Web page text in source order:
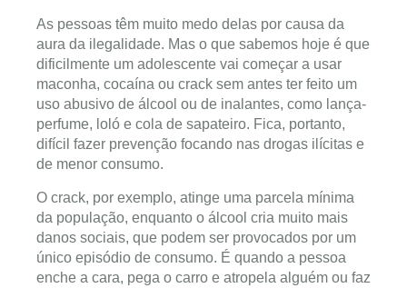
As pessoas têm muito medo delas por causa da
aura da ilegalidade. Mas o que sabemos hoje é que
dificilmente um adolescente vai começar a usar
maconha, cocaína ou crack sem antes ter feito um
uso abusivo de álcool ou de inalantes, como lança-
perfume, loló e cola de sapateiro. Fica, portanto,
difícil fazer prevenção focando nas drogas ilícitas e
de menor consumo.
O crack, por exemplo, atinge uma parcela mínima
da população, enquanto o álcool cria muito mais
danos sociais, que podem ser provocados por um
único episódio de consumo. É quando a pessoa
enche a cara, pega o carro e atropela alguém ou faz